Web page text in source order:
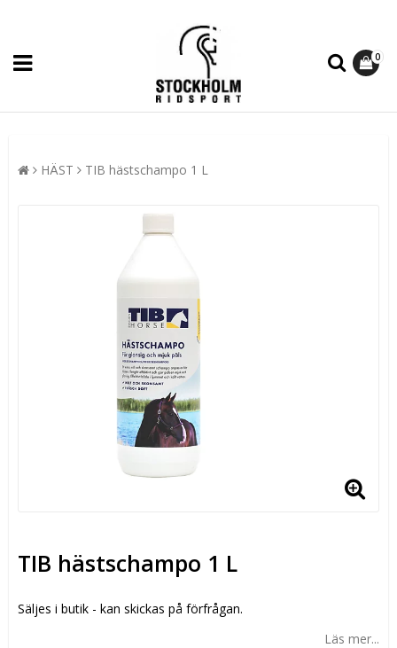
0
HÄST TIB hästschampo 1 L
TIB hästschampo 1 L
Säljes i butik - kan skickas på förfrågan.
Läs mer...